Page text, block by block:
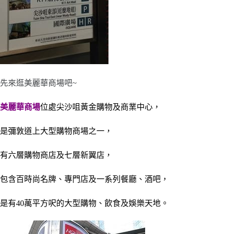
先來逛美麗華商場吧~
美麗華商場位處尖沙咀黃金購物及商業中心，
是彌敦道上大型購物商場之一，
有六層購物商店及七層新翼店，
包含百時尚名牌、專門店及一系列餐廳、酒吧，
是有40萬平方呎的大型購物、飲食及娛樂天地。